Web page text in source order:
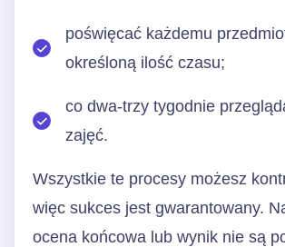
poświęcać każdemu
określoną ilość czasu;
co dwa-trzy tygodnie
zajęć.
Wszystkie te procesy możesz
więc sukces jest gwarantowany.
ocena końcowa lub wynik nie są